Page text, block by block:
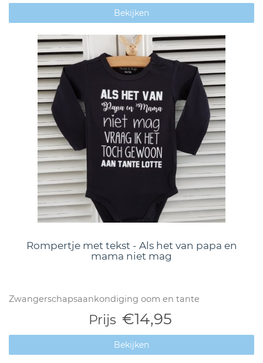
Bekijken
Rompertje met tekst - Als het van papa en
mama niet mag
Zwangerschapsaankondiging oom en tante
Prijs €14,95
Bekijken